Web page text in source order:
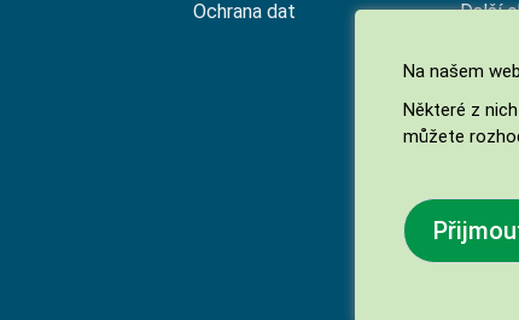
Ochrana dat
Další
Na našem
Některé z
můžete